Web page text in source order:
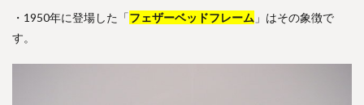
・1950年に登場した「フェザーベッドフレーム 」はその象徴で
す。